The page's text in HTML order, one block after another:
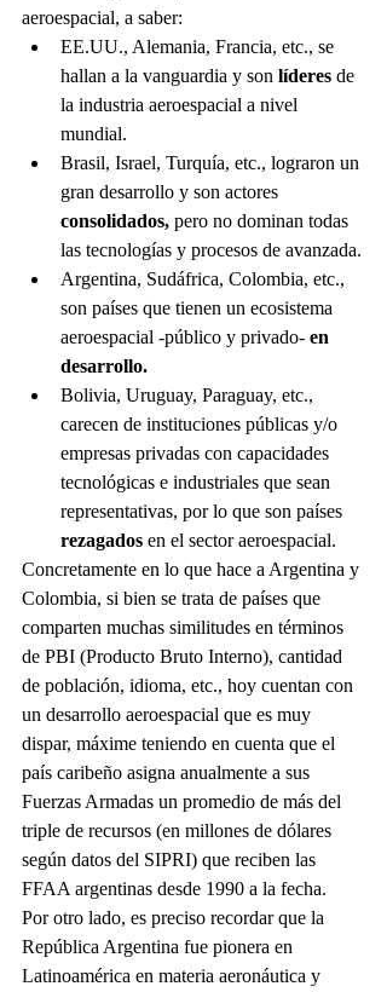
aeroespacial, a saber:
EE.UU., Alemania, Francia, etc., se
hallan a la vanguardia y son líderes de
la industria aeroespacial a nivel
mundial.
Brasil, Israel, Turquía, etc., lograron un
gran desarrollo y son actores
consolidados, pero no dominan todas
las tecnologías y procesos de avanzada.
Argentina, Sudáfrica, Colombia, etc.,
son países que tienen un ecosistema
aeroespacial -público y privado- en
desarrollo.
Bolivia, Uruguay, Paraguay, etc.,
carecen de instituciones públicas y/o
empresas privadas con capacidades
tecnológicas e industriales que sean
representativas, por lo que son países
rezagados en el sector aeroespacial.
Concretamente en lo que hace a Argentina y
Colombia, si bien se trata de países que
comparten muchas similitudes en términos
de PBI (Producto Bruto Interno), cantidad
de población, idioma, etc., hoy cuentan con
un desarrollo aeroespacial que es muy
dispar, máxime teniendo en cuenta que el
país caribeño asigna anualmente a sus
Fuerzas Armadas un promedio de más del
triple de recursos (en millones de dólares
según datos del SIPRI) que reciben las
FFAA argentinas desde 1990 a la fecha.
Por otro lado, es preciso recordar que la
República Argentina fue pionera en
Latinoamérica en materia aeronáutica y